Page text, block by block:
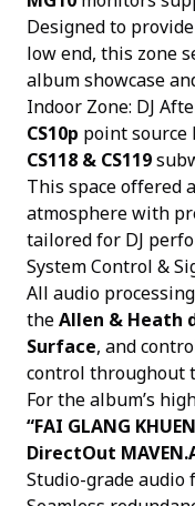
Designed to
low end, this zone
album showcase
Indoor Zone: DJ
CS10p point source
CS118 & CS119
This space offered
atmosphere with
tailored for DJ
System Control &
All audio
theAllen & Heath
Surface, and
control throughout
For the album’s
“FAI GLANG
DirectOut
Studio-grade audio